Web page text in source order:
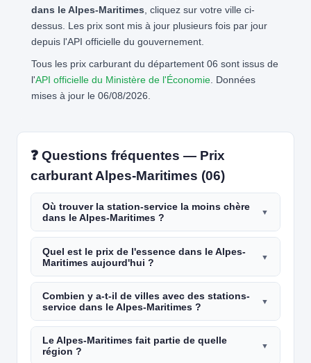
dans le Alpes-Maritimes , cliquez sur votre ville ci-
dessus. Les prix sont mis à jour plusieurs fois par jour
depuis l'API officielle du gouvernement.
Tous les prix carburant du département 06 sont issus de
l'API officielle du Ministère de l'Économie. Données
mises à jour le 06/08/2026.
❓ Questions fréquentes — Prix
carburant Alpes-Maritimes (06)
Où trouver la station-service la moins chère
dans le Alpes-Maritimes ?
Quel est le prix de l'essence dans le Alpes-
Maritimes aujourd'hui ?
Combien y a-t-il de villes avec des stations-
service dans le Alpes-Maritimes ?
Le Alpes-Maritimes fait partie de quelle
région ?